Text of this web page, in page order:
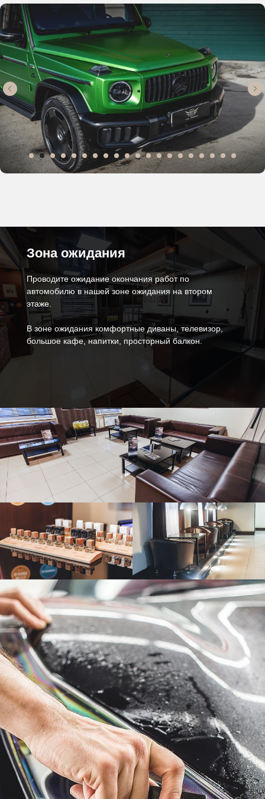
Проводите ожидание окончания работ по
автомобилю в нашей зоне ожидания на втором
этаже.
В зоне ожидания комфортные диваны, телевизор,
большое кафе, напитки, просторный балкон.
Зона ожидания